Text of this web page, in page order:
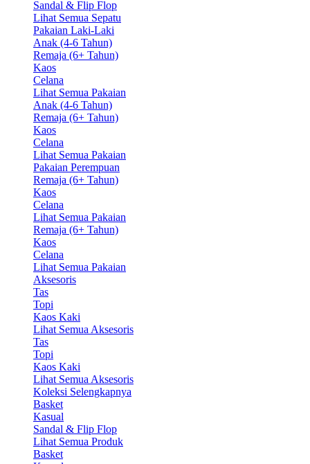
Sandal & Flip Flop
Lihat Semua Sepatu
Pakaian Laki-Laki
Anak (4-6 Tahun)
Remaja (6+ Tahun)
Kaos
Celana
Lihat Semua Pakaian
Anak (4-6 Tahun)
Remaja (6+ Tahun)
Kaos
Celana
Lihat Semua Pakaian
Pakaian Perempuan
Remaja (6+ Tahun)
Kaos
Celana
Lihat Semua Pakaian
Remaja (6+ Tahun)
Kaos
Celana
Lihat Semua Pakaian
Aksesoris
Tas
Topi
Kaos Kaki
Lihat Semua Aksesoris
Tas
Topi
Kaos Kaki
Lihat Semua Aksesoris
Koleksi Selengkapnya
Basket
Kasual
Sandal & Flip Flop
Lihat Semua Produk
Basket